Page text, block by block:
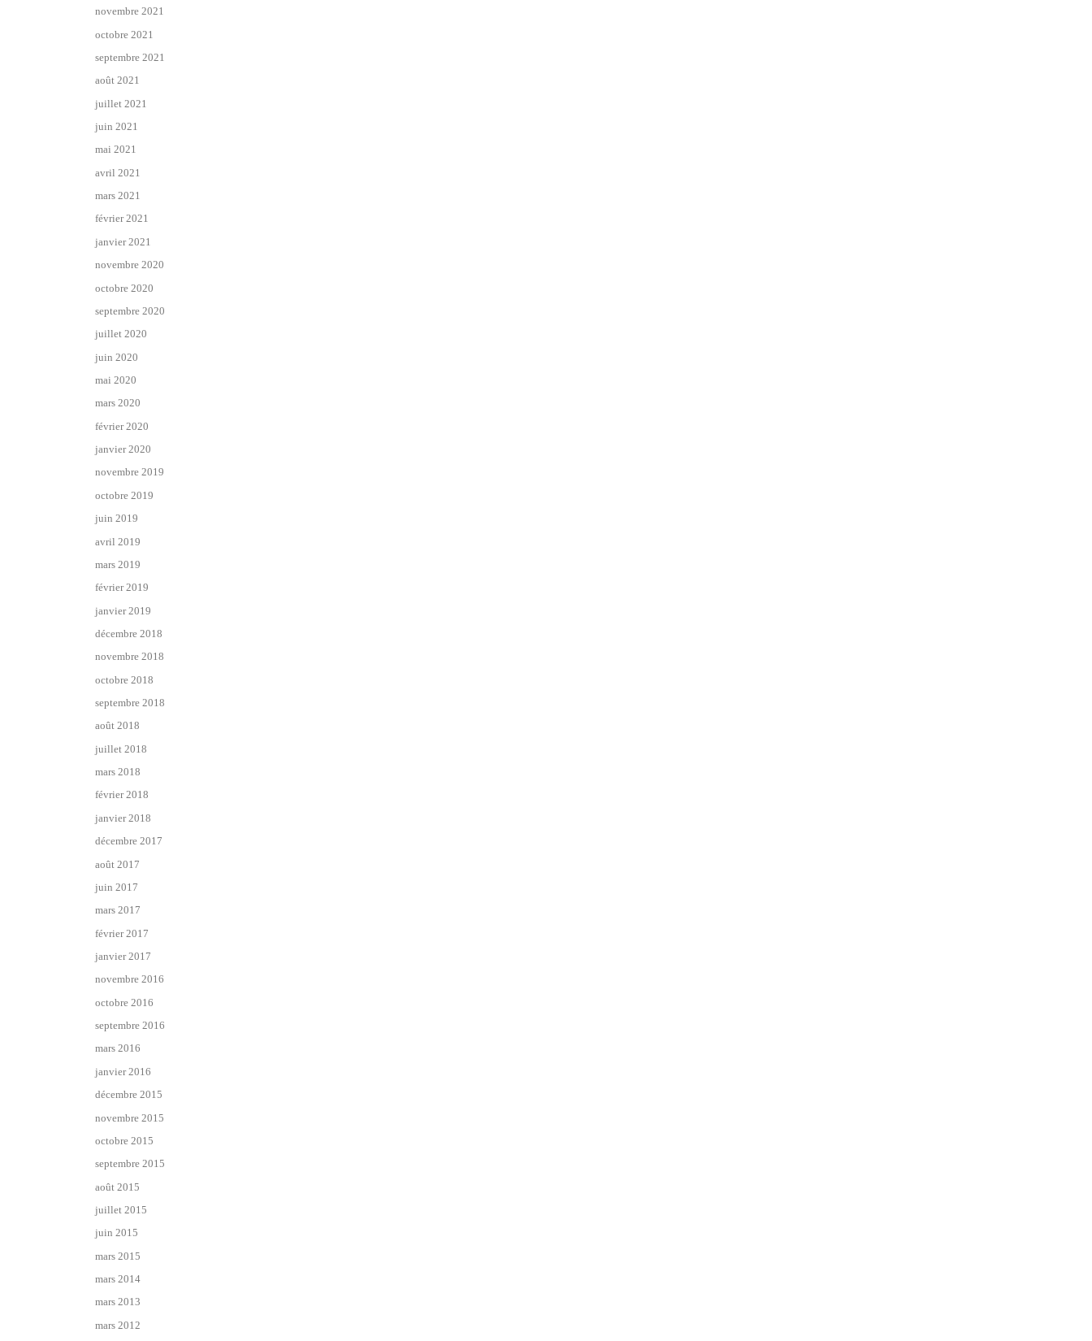
novembre 2021
octobre 2021
septembre 2021
août 2021
juillet 2021
juin 2021
mai 2021
avril 2021
mars 2021
février 2021
janvier 2021
novembre 2020
octobre 2020
septembre 2020
juillet 2020
juin 2020
mai 2020
mars 2020
février 2020
janvier 2020
novembre 2019
octobre 2019
juin 2019
avril 2019
mars 2019
février 2019
janvier 2019
décembre 2018
novembre 2018
octobre 2018
septembre 2018
août 2018
juillet 2018
mars 2018
février 2018
janvier 2018
décembre 2017
août 2017
juin 2017
mars 2017
février 2017
janvier 2017
novembre 2016
octobre 2016
septembre 2016
mars 2016
janvier 2016
décembre 2015
novembre 2015
octobre 2015
septembre 2015
août 2015
juillet 2015
juin 2015
mars 2015
mars 2014
mars 2013
mars 2012